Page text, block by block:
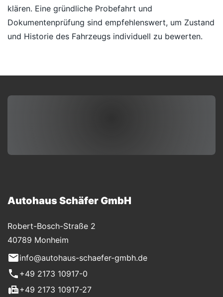
klären. Eine gründliche Probefahrt und
Dokumentenprüfung sind empfehlenswert, um Zustand
und Historie des Fahrzeugs individuell zu bewerten.
Autohaus Schäfer GmbH
Robert-Bosch-Straße 2
40789 Monheim
info@autohaus-schaefer-gmbh.de
+49 2173 10917-0
+49 2173 10917-27